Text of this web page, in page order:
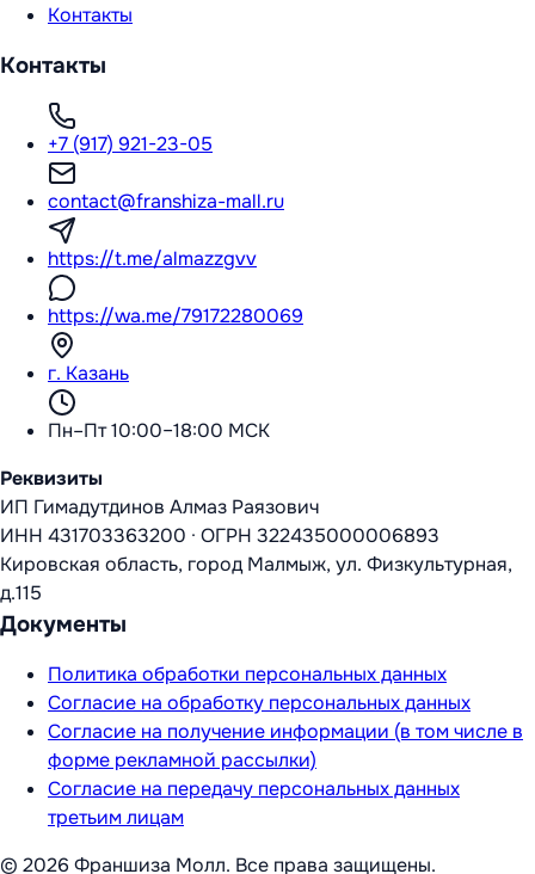
Контакты
Контакты
+7 (917) 921-23-05
contact@franshiza-mall.ru
https://t.me/almazzgvv
https://wa.me/79172280069
г. Казань
Пн–Пт 10:00–18:00 МСК
Реквизиты
ИП Гимадутдинов Алмаз Раязович
ИНН 431703363200 · ОГРН 322435000006893
Кировская область, город Малмыж, ул. Физкультурная,
д.115
Документы
Политика обработки персональных данных
Согласие на обработку персональных данных
Согласие на получение информации (в том числе в
форме рекламной рассылки)
Согласие на передачу персональных данных
третьим лицам
© 2026 Франшиза Молл. Все права защищены.